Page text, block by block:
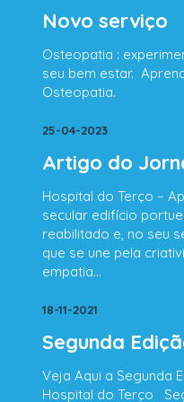
* Controle e
* Auxílio na
* Preparação de
* Compras e outros
* Tarefas Domésticas
* Cuidados de Beleza.
Prestadora de
especializado
consideramos que a
fundamental quem
cuidadores.
Novo serviço
Osteopatia :
seu bem estar.
Osteopatia.
25-04-2023
Artigo do
Hospital do Terço –
secular edifício
reabilitado e, no seu
que se une pela
empatia…
18-11-2021
Segunda
Veja Aqui a Segunda
Hospital do Terço